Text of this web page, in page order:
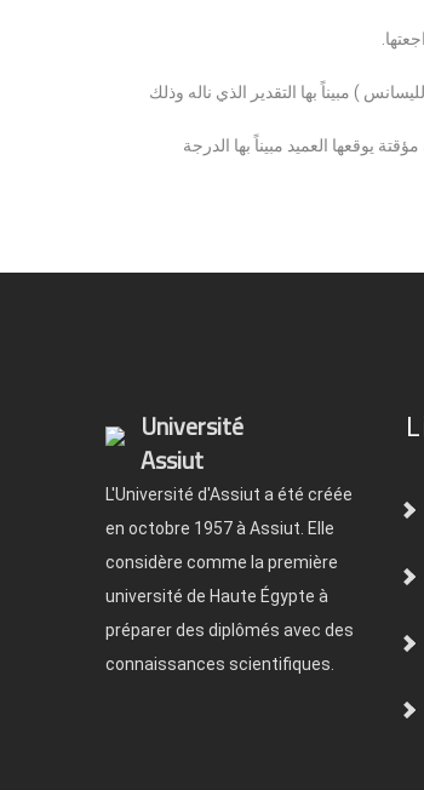
) مبيناً بها التقدير الذي ناله وذلك
يوقعها العميد مبيناً بها الدرجة
Université
Assiut
L'Université d'Assiut a été créée
en octobre 1957 à Assiut. Elle
considère comme la première
université de Haute Égypte à
préparer des diplômés avec des
connaissances scientifiques.